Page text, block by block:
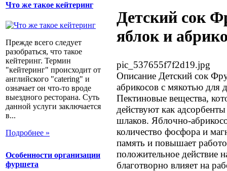
Что же такое кейтеринг
Прежде всего следует
разобраться, что такое
кейтеринг. Термин
"кейтеринг" происходит от
английского "catering" и
означает он что-то вроде
выездного ресторана. Суть
данной услуги заключается
в...
Подробнее »
Особенности организации
фуршета
Детский сок
яблок и
pic_537655f7f2d19.jpg
Описание Детский сок
абрикосов с мякотью для
Пектиновые вещества,
действуют как
шлаков. Яблочно-
количество фосфора и
память и повышает
положительное действие
благотворно влияет на